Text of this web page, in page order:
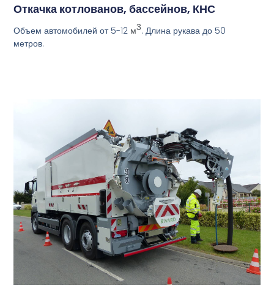
Откачка котлованов, бассейнов, КНС
Объем автомобилей от 5-12 м3. Длина рукава до 50
метров.